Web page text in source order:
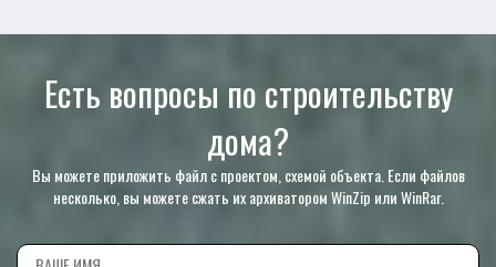
Есть вопросы по строительству
дома?
Вы можете приложить файл с проектом, схемой объекта. Если файлов
несколько, вы можете сжать их архиватором WinZip или WinRar.